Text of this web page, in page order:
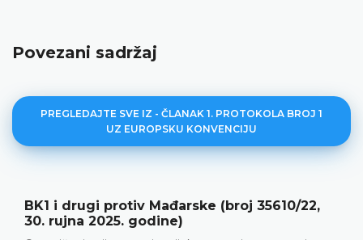
Povezani sadržaj
PREGLEDAJTE SVE IZ - ČLANAK 1. PROTOKOLA BROJ 1
UZ EUROPSKU KONVENCIJU
Mađarske (broj 35610/22,
godine)
Jurčić